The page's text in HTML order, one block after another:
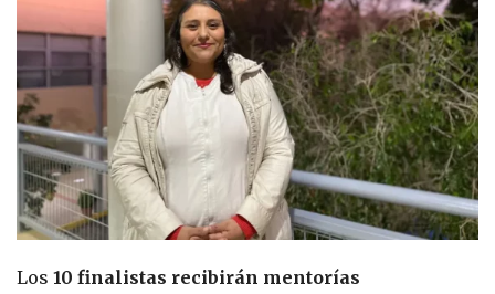
Los 10 finalistas recibirán mentorías